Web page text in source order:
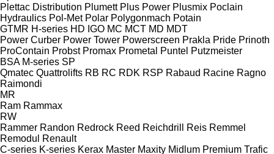
Plettac Distribution Plumett Plus Power Plusmix Poclain
Hydraulics Pol-Met Polar Polygonmach Potain
GTMR H-series HD IGO MC MCT MD MDT
Power Curber Power Tower Powerscreen Prakla Pride Prinoth
ProContain Probst Promax Prometal Puntel Putzmeister
BSA M-series SP
Qmatec Quattrolifts RB RC RDK RSP Rabaud Racine Ragno
Raimondi
MR
Ram Rammax
RW
Rammer Randon Redrock Reed Reichdrill Reis Remmel
Remodul
Renault
C-series K-series Kerax Master Maxity Midlum Premium Trafic